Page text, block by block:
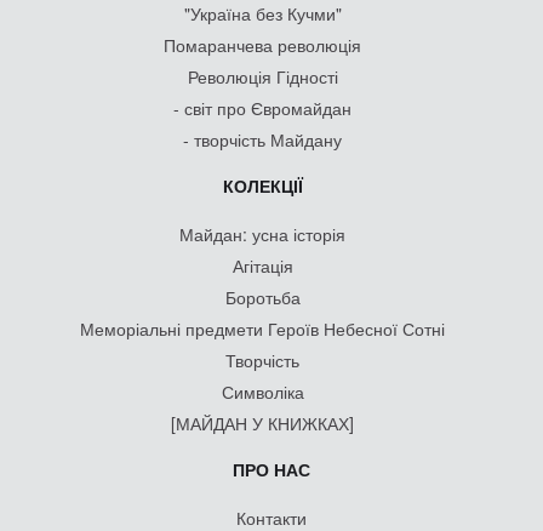
"Україна без Кучми"
Помаранчева революція
Революція Гідності
- світ про Євромайдан
- творчість Майдану
КОЛЕКЦІЇ
Майдан: усна історія
Агітація
Боротьба
Меморіальні предмети Героїв Небесної Сотні
Творчість
Символіка
[МАЙДАН У КНИЖКАХ]
ПРО НАС
Контакти